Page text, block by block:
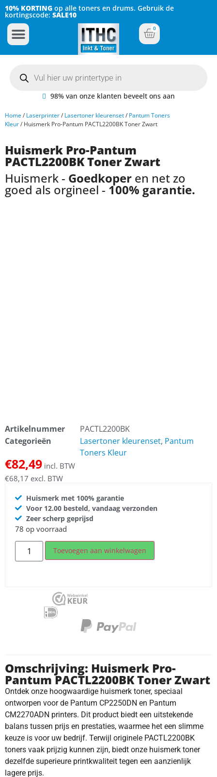
10% KORTING op alle toners en drums. Gebruik de
kortingscode: SALE10
0
98% van onze klanten beveelt ons aan
Home/ Laserprinter/ Lasertoner kleurenset/ Pantum Toners
Kleur/ Huismerk Pro-Pantum PACTL2200BK Toner Zwart
Huismerk Pro-Pantum
PACTL2200BK Toner Zwart
Huismerk - Goedkoper en net zo
goed als orgineel - 100% garantie.
Artikelnummer
PACTL2200BK
Categorieën
Lasertoner kleurenset, Pantum
Toners Kleur
€82,49 incl. BTW
€68,17 excl. BTW
Huismerk met 100% garantie
Voor 12.00 besteld, vandaag verzonden
Zeer scherp geprijsd
78 op voorraad
Toevoegen aan winkelwagen
Omschrijving: Huismerk Pro-
Pantum PACTL2200BK Toner Zwart
Ontdek onze hoogwaardige huismerk toner, speciaal
ontworpen voor de Pantum CP2250DN en Pantum
CM2270ADN printers. Dit product biedt een uitstekende
balans tussen prijs en prestaties, waarmee het een slimme
keuze is voor uw bedrijf. Terwijl originele PACTL2200BK
toners vaak prijzig kunnen zijn, biedt onze huismerk toner
dezelfde superieure printkwaliteit tegen een aanzienlijk
lagere prijs.